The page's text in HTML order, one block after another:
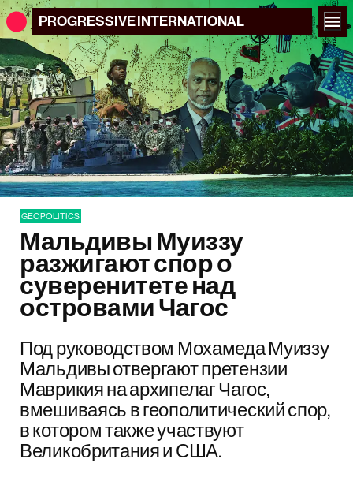
PROGRESSIVEINTERNATIONAL
GEOPOLITICS
Мальдивы Муиззу
разжигают спор о
суверенитете над
островами Чагос
Под руководством Мохамеда Муиззу
Мальдивы отвергают претензии
Маврикия на архипелаг Чагос,
вмешиваясь в геополитический спор,
в котором также участвуют
Великобритания и США.